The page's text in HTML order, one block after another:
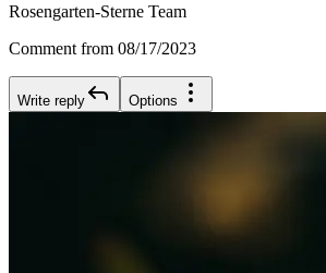
Rosengarten-Sterne Team
Comment from 08/17/2023
Write reply Options